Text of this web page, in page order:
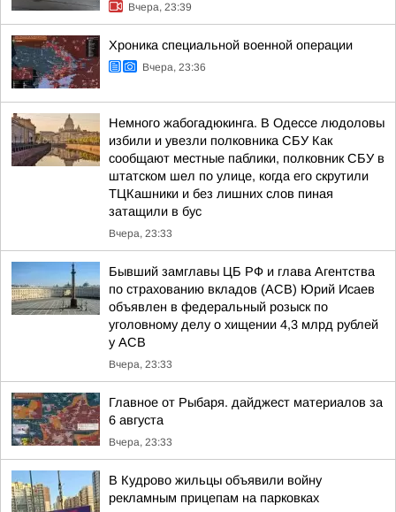
Вчера, 23:39
Хроника специальной военной операции
Вчера, 23:36
Немного жабогадюкинга. В Одессе людоловы
избили и увезли полковника СБУ Как
сообщают местные паблики, полковник СБУ в
штатском шел по улице, когда его скрутили
ТЦКашники и без лишних слов пиная
затащили в бус
Вчера, 23:33
Бывший замглавы ЦБ РФ и глава Агентства
по страхованию вкладов (АСВ) Юрий Исаев
объявлен в федеральный розыск по
уголовному делу о хищении 4,3 млрд рублей
у АСВ
Вчера, 23:33
Главное от Рыбаря. дайджест материалов за
6 августа
Вчера, 23:33
В Кудрово жильцы объявили войну
рекламным прицепам на парковках